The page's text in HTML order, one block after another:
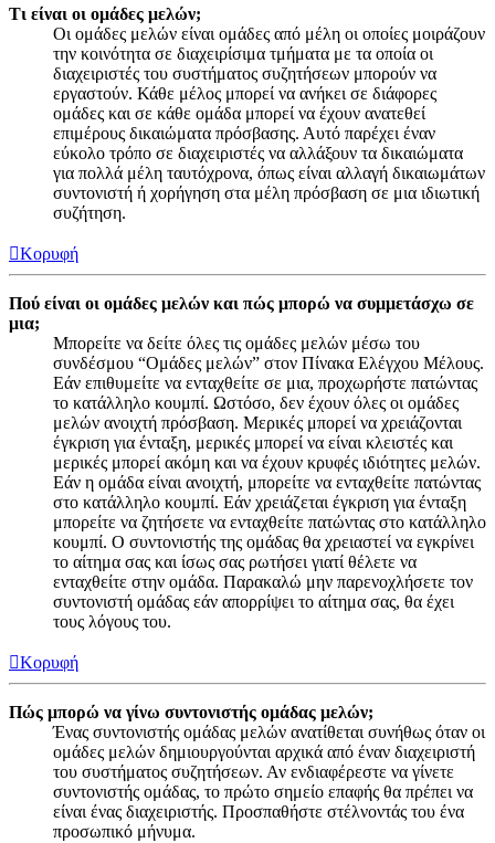
Τι είναι οι ομάδες μελών;
Οι ομάδες μελών είναι ομάδες από μέλη οι οποίες μοιράζουν
την κοινότητα σε διαχειρίσιμα τμήματα με τα οποία οι
διαχειριστές του συστήματος συζητήσεων μπορούν να
εργαστούν. Κάθε μέλος μπορεί να ανήκει σε διάφορες
ομάδες και σε κάθε ομάδα μπορεί να έχουν ανατεθεί
επιμέρους δικαιώματα πρόσβασης. Αυτό παρέχει έναν
εύκολο τρόπο σε διαχειριστές να αλλάξουν τα δικαιώματα
για πολλά μέλη ταυτόχρονα, όπως είναι αλλαγή δικαιωμάτων
συντονιστή ή χορήγηση στα μέλη πρόσβαση σε μια ιδιωτική
συζήτηση.
Κορυφή
Πού είναι οι ομάδες μελών και πώς μπορώ να συμμετάσχω σε
μια;
Μπορείτε να δείτε όλες τις ομάδες μελών μέσω του
συνδέσμου “Ομάδες μελών” στον Πίνακα Ελέγχου Μέλους.
Εάν επιθυμείτε να ενταχθείτε σε μια, προχωρήστε πατώντας
το κατάλληλο κουμπί. Ωστόσο, δεν έχουν όλες οι ομάδες
μελών ανοιχτή πρόσβαση. Μερικές μπορεί να χρειάζονται
έγκριση για ένταξη, μερικές μπορεί να είναι κλειστές και
μερικές μπορεί ακόμη και να έχουν κρυφές ιδιότητες μελών.
Εάν η ομάδα είναι ανοιχτή, μπορείτε να ενταχθείτε πατώντας
στο κατάλληλο κουμπί. Εάν χρειάζεται έγκριση για ένταξη
μπορείτε να ζητήσετε να ενταχθείτε πατώντας στο κατάλληλο
κουμπί. Ο συντονιστής της ομάδας θα χρειαστεί να εγκρίνει
το αίτημα σας και ίσως σας ρωτήσει γιατί θέλετε να
ενταχθείτε στην ομάδα. Παρακαλώ μην παρενοχλήσετε τον
συντονιστή ομάδας εάν απορρίψει το αίτημα σας, θα έχει
τους λόγους του.
Κορυφή
Πώς μπορώ να γίνω συντονιστής ομάδας μελών;
Ένας συντονιστής ομάδας μελών ανατίθεται συνήθως όταν οι
ομάδες μελών δημιουργούνται αρχικά από έναν διαχειριστή
του συστήματος συζητήσεων. Αν ενδιαφέρεστε να γίνετε
συντονιστής ομάδας, το πρώτο σημείο επαφής θα πρέπει να
είναι ένας διαχειριστής. Προσπαθήστε στέλνοντάς του ένα
προσωπικό μήνυμα.